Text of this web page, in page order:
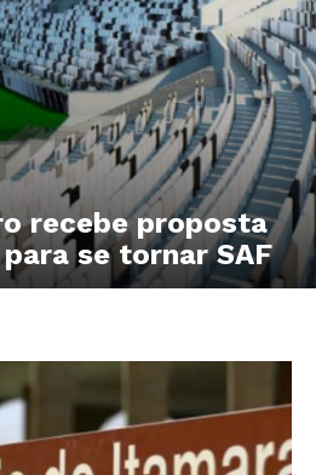
recebe proposta
se tornar SAF